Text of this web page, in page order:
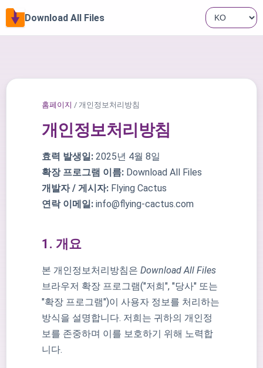
Download All Files
홈페이지 / 개인정보처리방침
개인정보처리방침
효력 발생일: 2025년 4월 8일
확장 프로그램 이름: Download All Files
개발자 / 게시자: Flying Cactus
연락 이메일: info@flying-cactus.com
1. 개요
본 개인정보처리방침은 Download All Files
브라우저 확장 프로그램("저희", "당사" 또는
"확장 프로그램")이 사용자 정보를 처리하는
방식을 설명합니다. 저희는 귀하의 개인정
보를 존중하며 이를 보호하기 위해 노력합
니다.